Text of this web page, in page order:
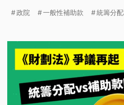
些差別？
政院 一般性補助款 統籌分